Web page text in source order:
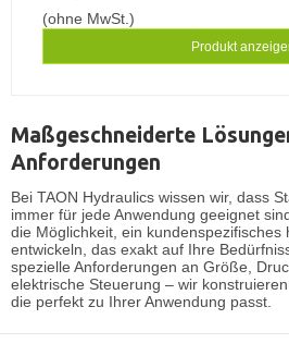
(ohne MwSt.)
Produkt
Maßgeschneiderte
Anforderungen
Bei TAON Hydraulics wissen wir, dass
immer für jede Anwendung geeignet
die Möglichkeit, ein kundenspezifisches
entwickeln, das exakt auf Ihre
spezielle Anforderungen an Größe,
elektrische Steuerung – wir
die perfekt zu Ihrer Anwendung passt.